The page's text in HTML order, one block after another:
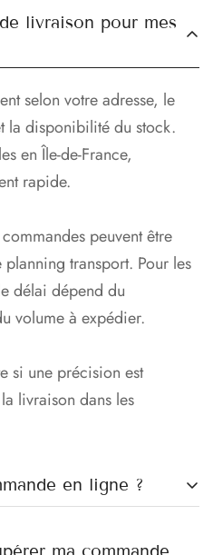
livraison pour mes
selon votre adresse, le
la disponibilité du stock.
en Île-de-France,
rapide.
peuvent être
transport. Pour les
délai dépend du
volume à expédier.
si une précision est
livraison dans les
en ligne ?